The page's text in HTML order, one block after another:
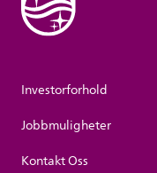
Investorforhold
Jobbmuligheter
Kontakt Oss